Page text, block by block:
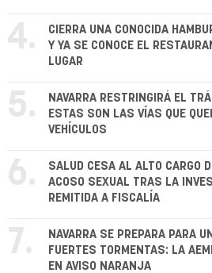
4.
CIERRA UNA CONOCIDA
Y YA SE CONOCE EL
LUGAR
5.
NAVARRA RESTRINGIRÁ EL
ESTAS SON LAS VÍAS QUE
VEHÍCULOS
6.
SALUD CESA AL ALTO CARGO
ACOSO SEXUAL TRAS LA
REMITIDA A FISCALÍA
7.
NAVARRA SE PREPARA PARA
FUERTES TORMENTAS: LA
EN AVISO NARANJA